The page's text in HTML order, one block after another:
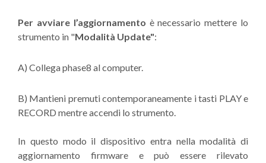
Per avviare l’aggiornamento è necessario mettere lo
strumento in "Modalità Update":
A) Collega phase8 al computer.
B) Mantieni premuti contemporaneamente i tasti PLAY e
RECORD mentre accendi lo strumento.
In questo modo il dispositivo entra nella modalità di
aggiornamento firmware e può essere rilevato